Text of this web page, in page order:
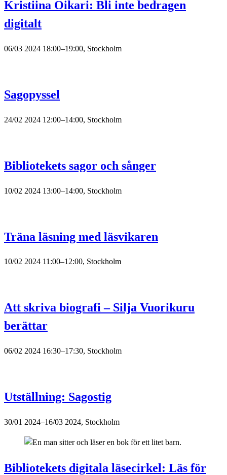
Kristiina Oikari: Bli inte bedragen
digitalt
06/03 2024 18:00–19:00, Stockholm
Sagopyssel
24/02 2024 12:00–14:00, Stockholm
Bibliotekets sagor och sånger
10/02 2024 13:00–14:00, Stockholm
Träna läsning med läsvikaren
10/02 2024 11:00–12:00, Stockholm
Att skriva biografi – Silja Vuorikuru
berättar
06/02 2024 16:30–17:30, Stockholm
Utställning: Sagostig
30/01 2024–16/03 2024, Stockholm
Bibliotekets digitala läsecirkel: Läs för